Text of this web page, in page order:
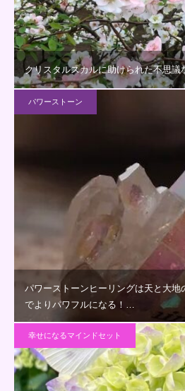
クリスタルスカルに助けられた不思議
パワーストーン
パワーストーンヒーリングは天と大地
でよりパワフルになる！…
幸せになるマインドセット